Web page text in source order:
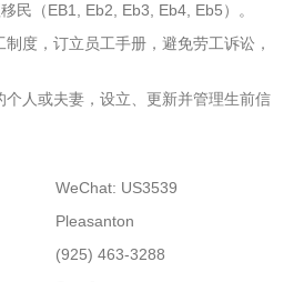
民（EB1, Eb2, Eb3, Eb4, Eb5）。
度，订立员工手册，避免劳工诉讼，
个人或夫妻，设立、更新并管理生前信
WeChat: US3539
Pleasanton
(925) 463-3288